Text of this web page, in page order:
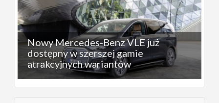
Nowy Mercedes-Benz VLE już
dostępny w szerszej gamie
atrakcyjnych wariantów